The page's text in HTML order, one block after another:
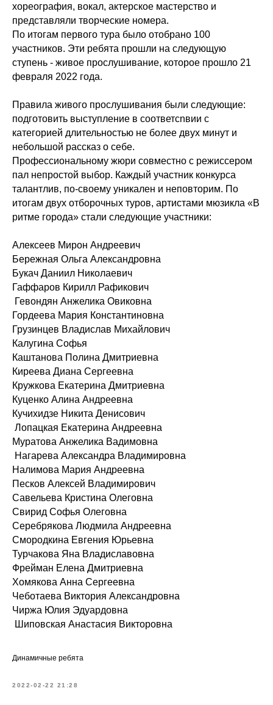
хореография, вокал, актерское мастерство и
представляли творческие номера.
По итогам первого тура было отобрано 100
участников. Эти ребята прошли на следующую
ступень - живое прослушивание, которое прошло 21
февраля 2022 года.
Правила живого прослушивания были следующие:
подготовить выступление в соответсnвии с
категорией длительностью не более двух минут и
небольшой рассказ о себе.
Профессиональному жюри совместно с режиссером
пал непростой выбор. Каждый участник конкурса
талантлив, по-своему уникален и неповторим. По
итогам двух отборочных туров, артистами мюзикла «В
ритме города» стали следующие участники:
Алексеев Мирон Андреевич
Бережная Ольга Александровна
Букач Даниил Николаевич
Гаффаров Кирилл Рафикович
Гевондян Анжелика Овиковна
Гордеева Мария Константиновна
Грузинцев Владислав Михайлович
Калугина Софья
Каштанова Полина Дмитриевна
Киреева Диана Сергеевна
Кружкова Екатерина Дмитриевна
Куценко Алина Андреевна
Кучихидзе Никита Денисович
Лопацкая Екатерина Андреевна
Муратова Анжелика Вадимовна
Нагарева Александра Владимировна
Налимова Мария Андреевна
Песков Алексей Владимирович
Савельева Кристина Олеговна
Свирид Софья Олеговна
Серебрякова Людмила Андреевна
Смородкина Евгения Юрьевна
Турчакова Яна Владиславовна
Фрейман Елена Дмитриевна
Хомякова Анна Сергеевна
Чеботаева Виктория Александровна
Чиржа Юлия Эдуардовна
Шиповская Анастасия Викторовна
Динамичные ребята
2022-02-22 21:28